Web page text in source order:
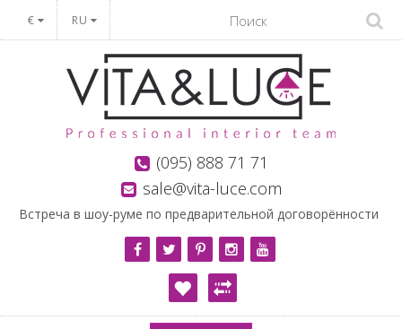
€ RU
(095) 888 71 71
sale@vita-luce.com
Встреча в шоу-руме по предварительной договорённости